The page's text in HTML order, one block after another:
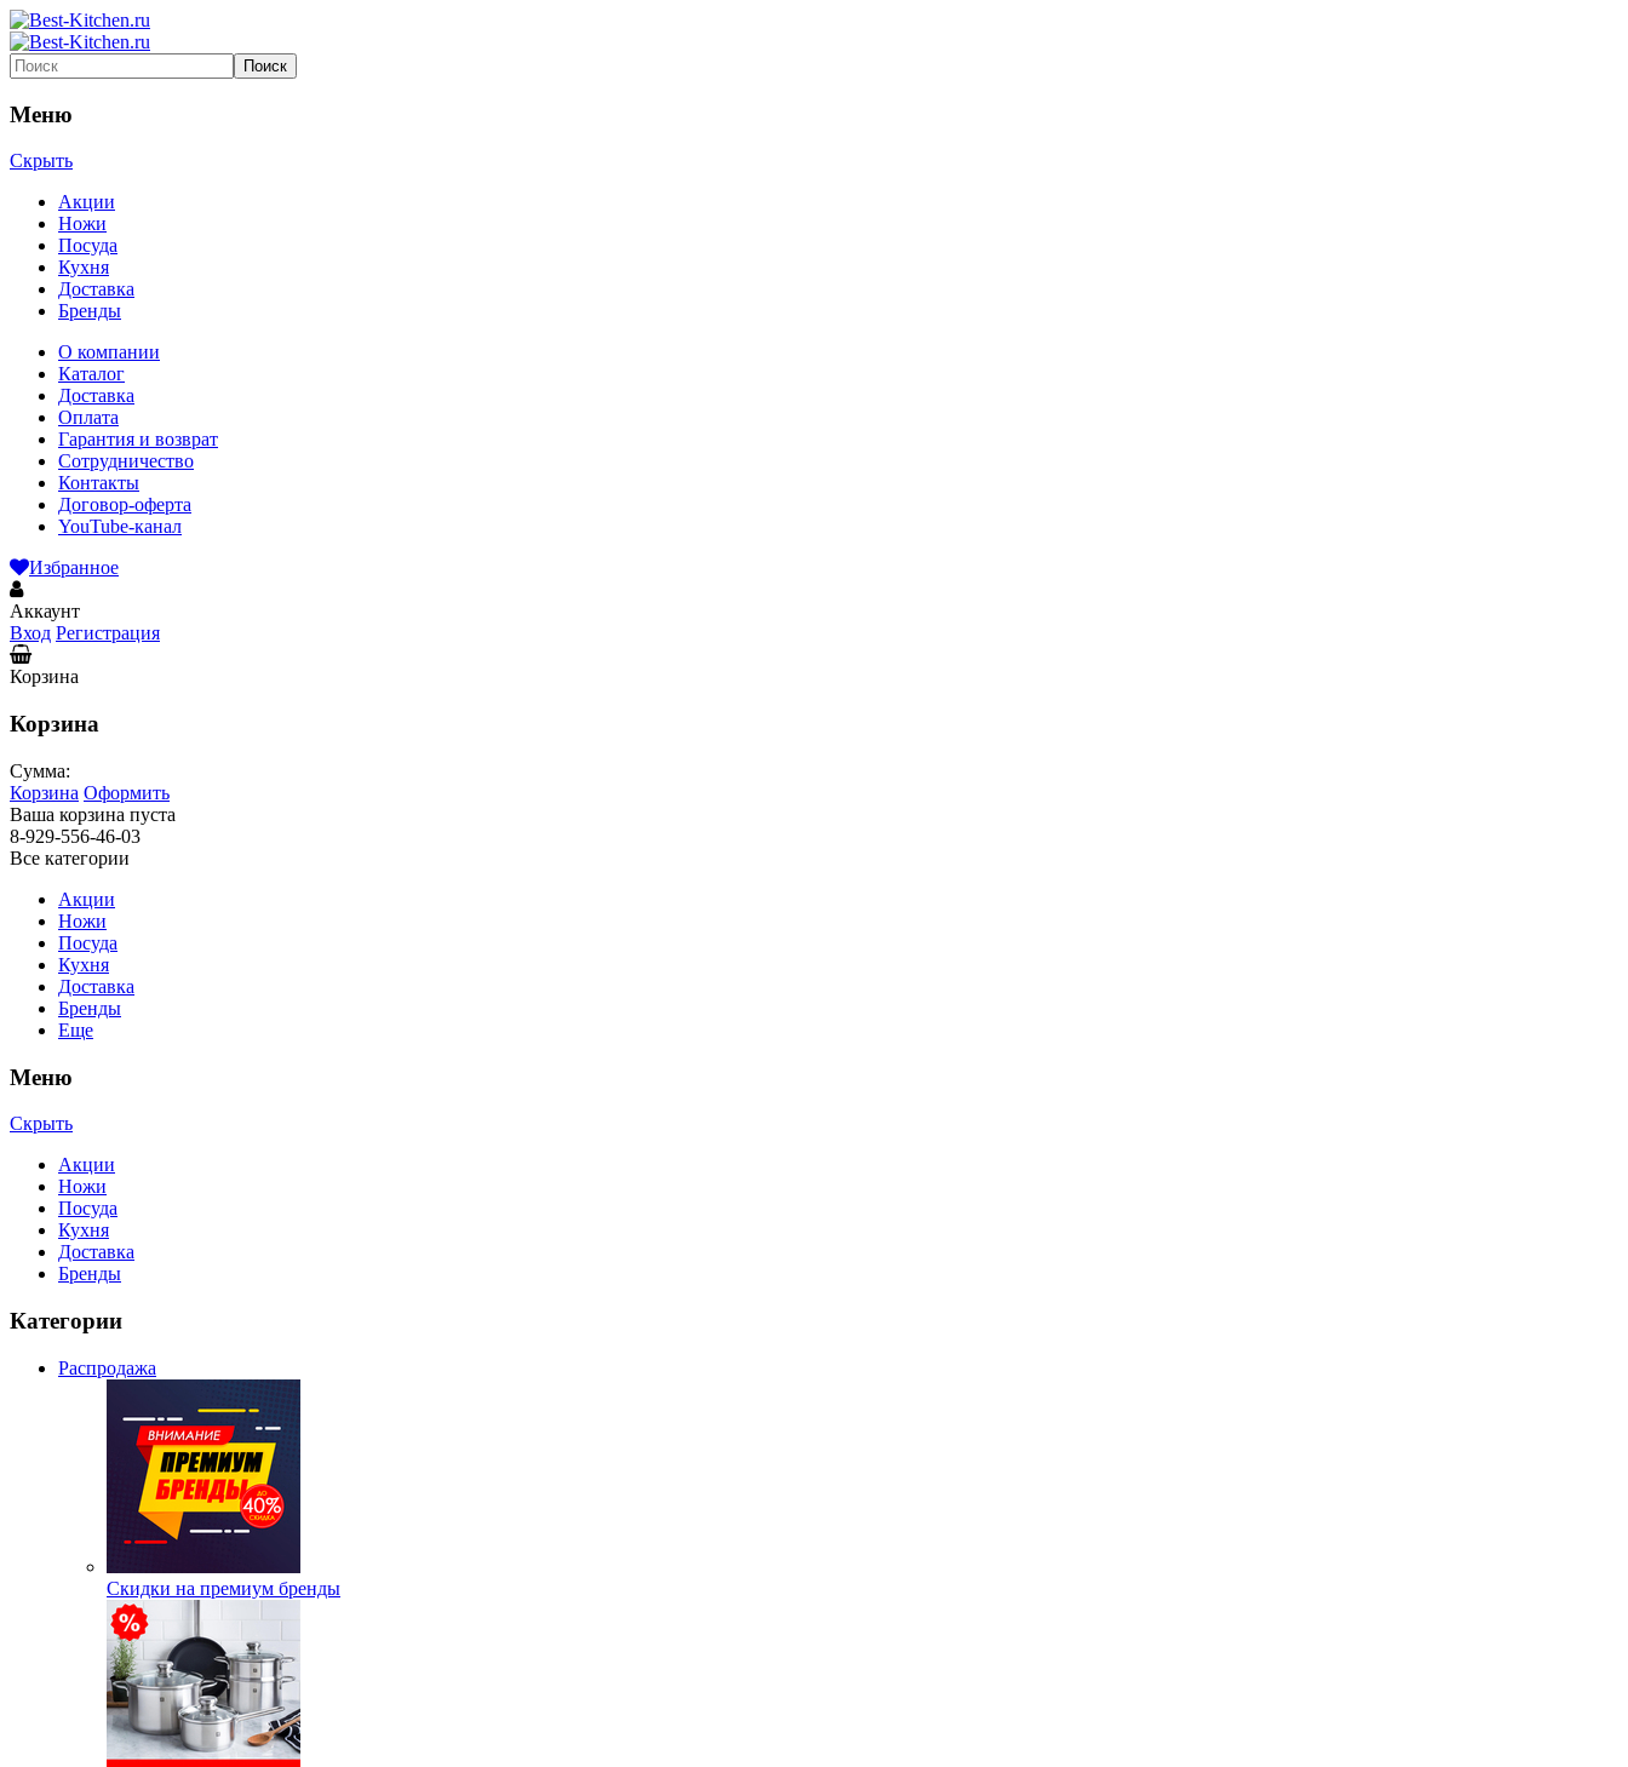
Меню
Скрыть
Акции
Ножи
Посуда
Кухня
Доставка
Бренды
О компании
Каталог
Доставка
Оплата
Гарантия и возврат
Сотрудничество
Контакты
Договор-оферта
YouTube-канал
Избранное
Аккаунт
Вход Регистрация
Корзина
Корзина
Сумма:
Корзина Оформить
Ваша корзина пуста
8-929-556-46-03
Все категории
Акции
Ножи
Посуда
Кухня
Доставка
Бренды
Еще
Меню
Скрыть
Акции
Ножи
Посуда
Кухня
Доставка
Бренды
Категории
Распродажа
Скидки на премиум бренды